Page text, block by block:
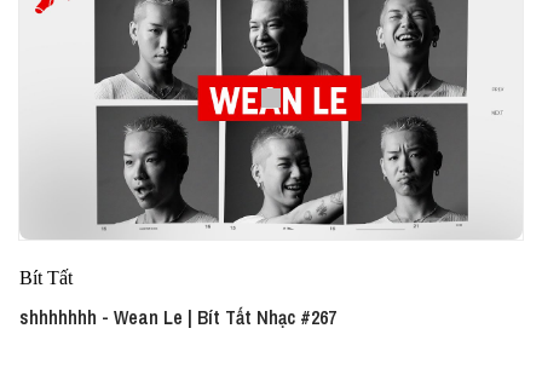
Bít Tất
shhhhhhh - Wean Le | Bít Tất Nhạc #267